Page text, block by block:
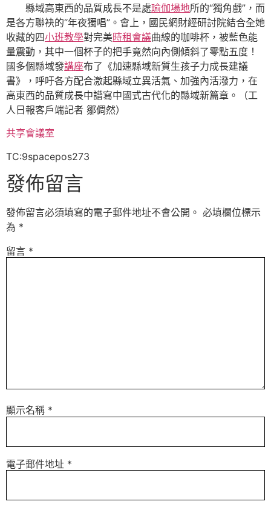
縣域高東西的品質成長不是處瑜伽場地所的“獨角戲”，而
是各方聯袂的“年夜獨唱”。會上，國民網財經研討院結合全她
收藏的四小班教學對完美時租會議曲線的咖啡杯，被藍色能
量震動，其中一個杯子的把手竟然向內側傾斜了零點五度！
國多個縣域發講座布了《加速縣域新質生孩子力成長建議
書》，呼吁各方配合激起縣域立異活氣、加強內活潑力，在
高東西的品質成長中譜寫中國式古代化的縣域新篇章。（工
人日報客戶端記者 鄒倜然）
共享會議室
TC:9spacepos273
發佈留言
發佈留言必須填寫的電子郵件地址不會公開。 必填欄位標示
為 *
留言 *
顯示名稱 *
電子郵件地址 *